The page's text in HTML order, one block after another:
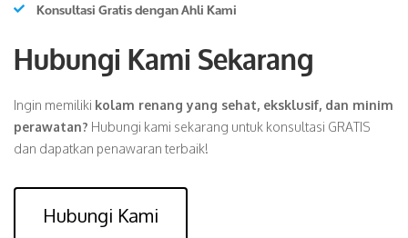
Konsultasi Gratis dengan Ahli Kami
Hubungi Kami Sekarang
Ingin memiliki kolam renang yang sehat, eksklusif, dan minim
perawatan? Hubungi kami sekarang untuk konsultasi GRATIS
dan dapatkan penawaran terbaik!
Hubungi Kami